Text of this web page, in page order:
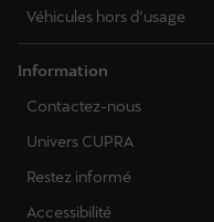
Véhicules hors d’usage
Information
Contactez-nous
Univers CUPRA
Restez informé
Accessibilité